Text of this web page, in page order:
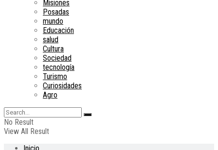
Misiones
Posadas
mundo
Educación
salud
Cultura
Sociedad
tecnología
Turismo
Curiosidades
Agro
No Result
View All Result